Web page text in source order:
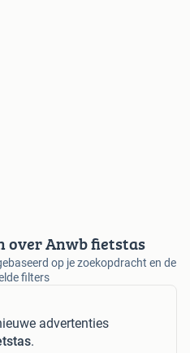
over Anwb fietstas
op je zoekopdracht en de
filters
advertenties
.